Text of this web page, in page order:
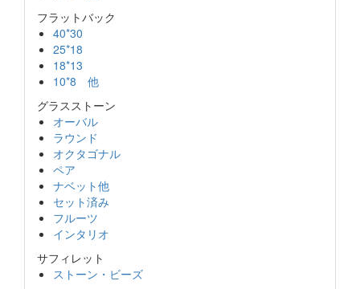
フラットバック
40*30
25*18
18*13
10*8 他
グラスストーン
オーバル
ラウンド
オクタゴナル
ペア
ナベット他
セット済み
フルーツ
インタリオ
サフィレット
ストーン・ビーズ